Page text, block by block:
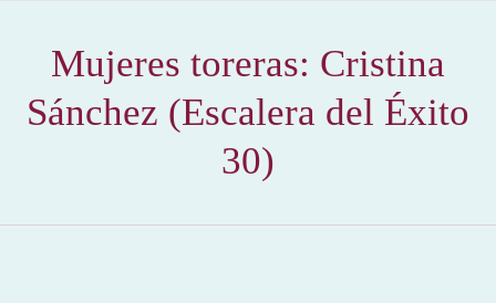
Mujeres toreras: Cristina
Sánchez (Escalera del Éxito
30)